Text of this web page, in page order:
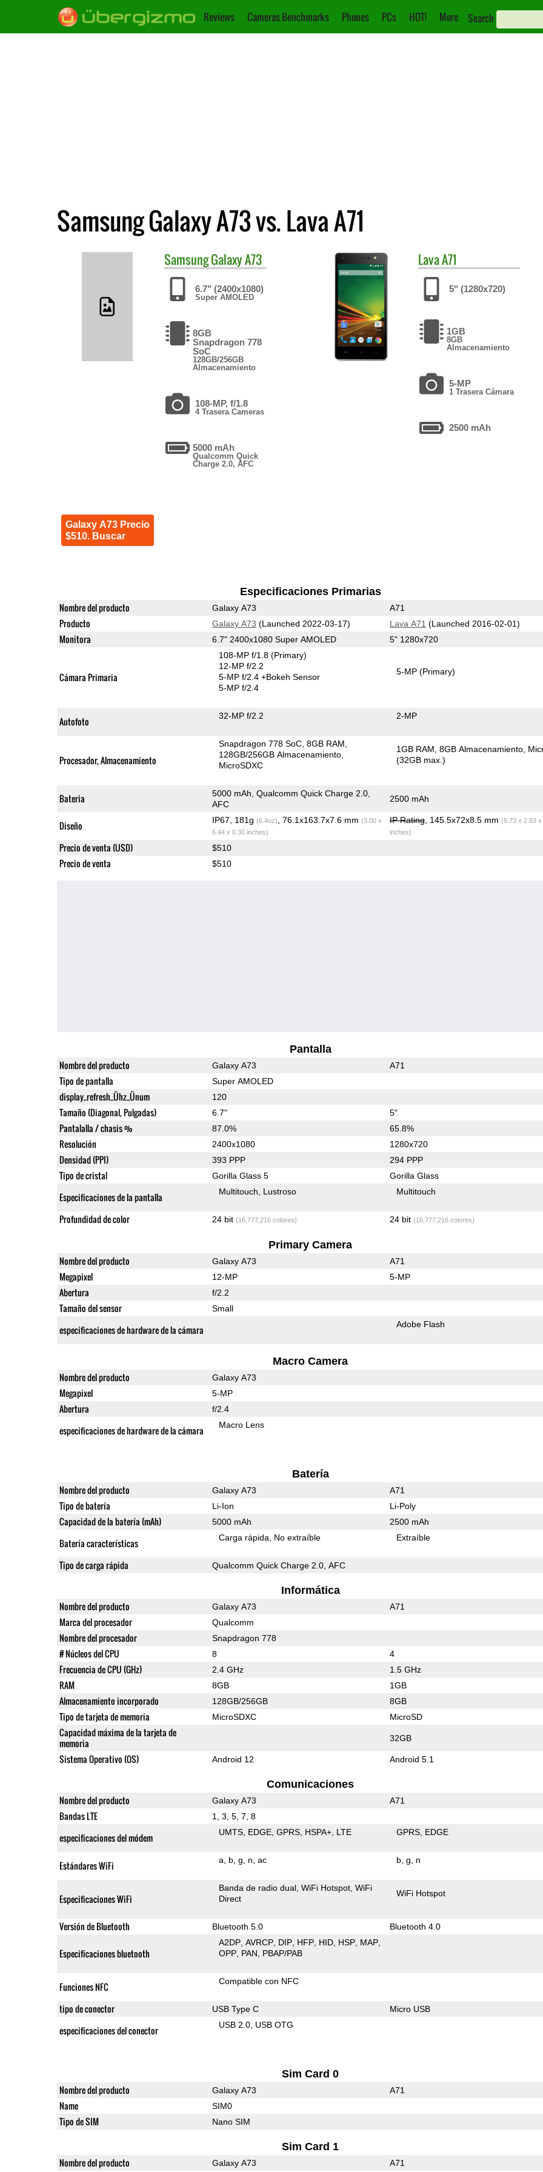
Reviews Cameras Benchmarks Phones PCs HOT! More Search
Samsung Galaxy A73 vs. Lava A71
SamsungGalaxy A73
6.7" (2400x1080)
Super AMOLED
8GB
Snapdragon 778
SoC
128GB/256GB
Almacenamiento
108-MP, f/1.8
4 Trasera Cameras
5000 mAh
Qualcomm Quick
Charge 2.0, AFC
Galaxy A73 Precio
$510. Buscar
LavaA71
5" (1280x720)
1GB
8GB
Almacenamiento
5-MP
1 Trasera Cámara
2500 mAh
Especificaciones Primarias
Nombre del producto Galaxy A73 A71
Producto Galaxy A73 (Launched 2022-03-17) Lava A71 (Launched 2016-02-01)
Monitora 6.7" 2400x1080 Super AMOLED 5" 1280x720
Cámara Primaria
108-MP f/1.8(Primary)
12-MP f/2.2
5-MP f/2.4+Bokeh Sensor
5-MP f/2.4
5-MP(Primary)
Autofoto 32-MP f/2.2 2-MP
Procesador, Almacenamiento
Snapdragon 778 SoC 8GB RAM
128GB/256GB Almacenamiento
MicroSDXC
1GB RAM 8GB Almacenamiento
(32GB max.)
Bateria
5000 mAh, Qualcomm Quick Charge 2.0,
AFC
2500 mAh
Diseño IP67, 181g (6.4oz) , 76.1x163.7x7.6 mm (3.00 x
6.44 x 0.30 inches)
IP Rating, 145.5x72x8.5 mm (5.73 x 2.83 x
inches)
Precio de venta (USD) $510
Precio de venta $510
Pantalla
Nombre del producto Galaxy A73 A71
Tipo de pantalla Super AMOLED
display_refresh_Ühz_Ünum 120
Tamaño (Diagonal, Pulgadas) 6.7" 5"
Pantalalla / chasis % 87.0% 65.8%
Resolución 2400x1080 1280x720
Densidad (PPI) 393 PPP 294 PPP
Tipo de cristal Gorilla Glass 5 Gorilla Glass
Especificaciones de la pantalla Multitouch Lustroso Multitouch
Profundidad de color 24 bit (16,777,216 colores) 24 bit (16,777,216 colores)
Primary Camera
Nombre del producto Galaxy A73 A71
Megapixel 12-MP 5-MP
Abertura f/2.2
Tamaño del sensor Small
especificaciones de hardware de la cámara Adobe Flash
Macro Camera
Nombre del producto Galaxy A73
Megapixel 5-MP
Abertura f/2.4
especificaciones de hardware de la cámara Macro Lens
Batería
Nombre del producto Galaxy A73 A71
Tipo de batería Li-Ion Li-Poly
Capacidad de la batería (mAh) 5000 mAh 2500 mAh
Batería características Carga rápida No extraíble Extraíble
Tipo de carga rápida Qualcomm Quick Charge 2.0, AFC
Informática
Nombre del producto Galaxy A73 A71
Marca del procesador Qualcomm
Nombre del procesador Snapdragon 778
# Núcleos del CPU 8 4
Frecuencia de CPU (GHz) 2.4 GHz 1.5 GHz
RAM 8GB 1GB
Almacenamiento incorporado 128GB/256GB 8GB
Tipo de tarjeta de memoria MicroSDXC MicroSD
Capacidad máxima de la tarjeta de
memoria
32GB
Sistema Operativo (OS) Android 12 Android 5.1
Comunicaciones
Nombre del producto Galaxy A73 A71
Bandas LTE 1, 3, 5, 7, 8
especificaciones del módem UMTS EDGE GPRS HSPA+ LTE GPRS EDGE
Estándares WiFi a b g n ac b g n
Especificaciones WiFi
Banda de radio dual WiFi Hotspot WiFi
Direct
WiFi Hotspot
Versión de Bluetooth Bluetooth 5.0 Bluetooth 4.0
Especificaciones bluetooth
A2DP AVRCP DIP HFP HID HSP MAP
OPP PAN PBAP/PAB
Funciones NFC Compatible con NFC
tipo de conector USB Type C Micro USB
especificaciones del conector USB 2.0 USB OTG
Sim Card 0
Nombre del producto Galaxy A73 A71
Name SIM0
Tipo de SIM Nano SIM
Sim Card 1
Nombre del producto Galaxy A73 A71